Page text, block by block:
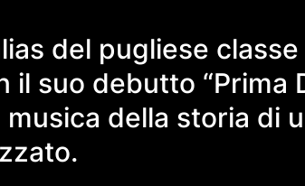
del pugliese
suo debutto “Prima
della storia di